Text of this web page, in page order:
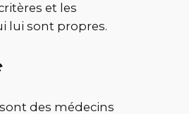
et les
lui sont propres.
des médecins